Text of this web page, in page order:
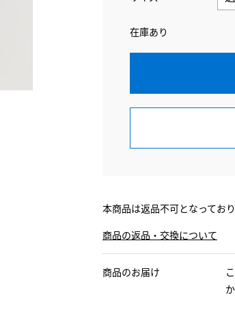
在庫あり
本商品は返品不可となってお
商品の返品・交換について
商品のお届け